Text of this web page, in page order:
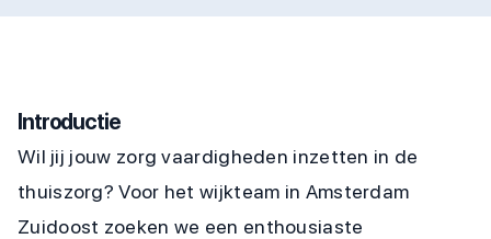
Introductie
Wil jij jouw zorg vaardigheden inzetten in de
thuiszorg? Voor het wijkteam in Amsterdam
Zuidoost zoeken we een enthousiaste